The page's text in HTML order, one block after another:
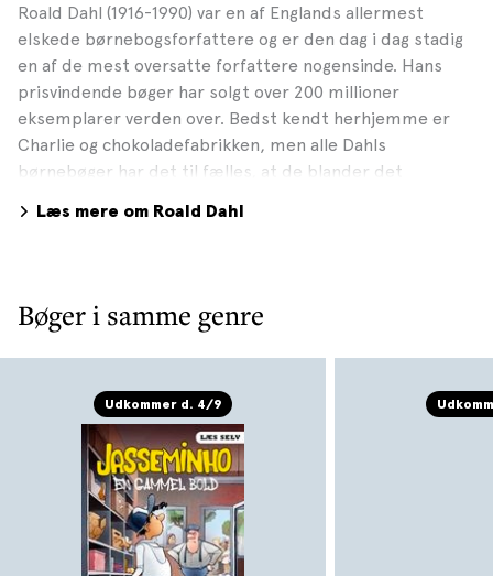
Roald Dahl (1916-1990) var en af Englands allermest
elskede børnebogsforfattere og er den dag i dag stadig
en af de mest oversatte forfattere nogensinde. Hans
prisvindende bøger har solgt over 200 millioner
eksemplarer verden over. Bedst kendt herhjemme er
Charlie og chokoladefabrikken, men alle Dahls
børnebøger har det til fælles, at de blander det
humor med underliggende varme - og således tiltaler
Læs mere om Roald Dahl
Bøger i samme genre
Udkommer d. 4/9